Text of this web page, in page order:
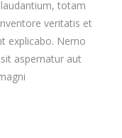
totam
veritatis et
explicabo. Nemo
aspernatur aut